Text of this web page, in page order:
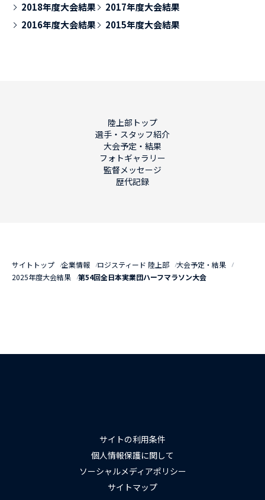
2018年度大会結果
2017年度大会結果
2016年度大会結果
2015年度大会結果
陸上部トップ
選手・スタッフ紹介
大会予定・結果
フォトギャラリー
監督メッセージ
歴代記録
サイトトップ 企業情報 ロジスティード 陸上部
大会予定・結果
2025年度大会結果
第54回全日本実業団ハーフマラソン大会
サイトの利用条件
個人情報保護に関して
ソーシャルメディアポリシー
サイトマップ